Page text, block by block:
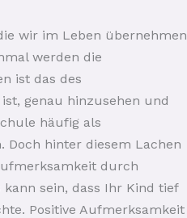
wir im Leben übernehmen
werden die
ist das des
genau hinzusehen und
häufig als
Doch hinter diesem Lachen
durch
sein, dass Ihr Kind tief
Positive Aufmerksamkeit